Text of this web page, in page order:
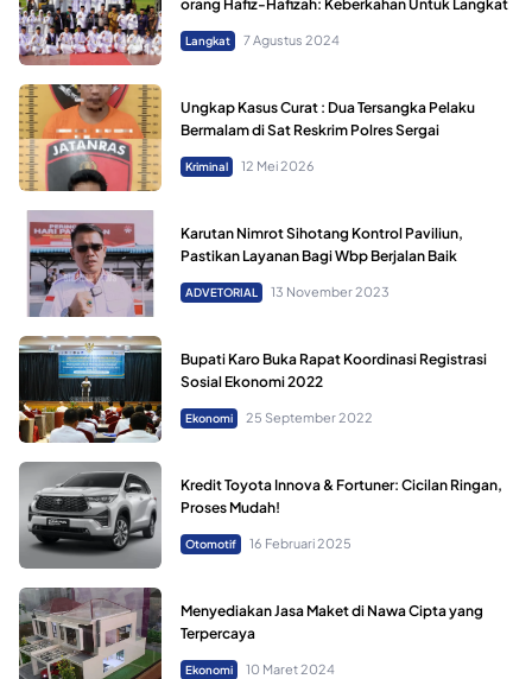
orang Hafiz-Hafizah: Keberkahan Untuk Langkat
Langkat 7 Agustus 2024
Ungkap Kasus Curat : Dua Tersangka Pelaku
Bermalam di Sat Reskrim Polres Sergai
Kriminal 12 Mei 2026
Karutan Nimrot Sihotang Kontrol Paviliun,
Pastikan Layanan Bagi Wbp Berjalan Baik
ADVETORIAL 13 November 2023
Bupati Karo Buka Rapat Koordinasi Registrasi
Sosial Ekonomi 2022
Ekonomi 25 September 2022
Kredit Toyota Innova & Fortuner: Cicilan Ringan,
Proses Mudah!
Otomotif 16 Februari 2025
Menyediakan Jasa Maket di Nawa Cipta yang
Terpercaya
Ekonomi 10 Maret 2024